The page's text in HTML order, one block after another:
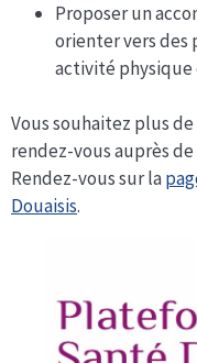
Proposer un
orienter vers des
activité physique
Vous souhaitez plus
rendez-vous auprès
Rendez-vous sur la
Douaisis.